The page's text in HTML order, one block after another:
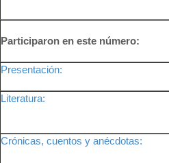
Participaron en este número:
Presentación:
Literatura:
Crónicas, cuentos y anécdotas: